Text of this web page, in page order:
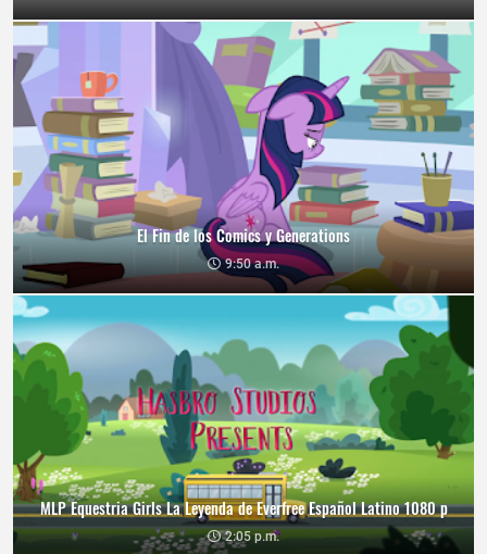
El Fin de los Comics y Generations
9:50 a.m.
MLP Equestria Girls La Leyenda de Everfree Español Latino 1080 p
2:05 p.m.